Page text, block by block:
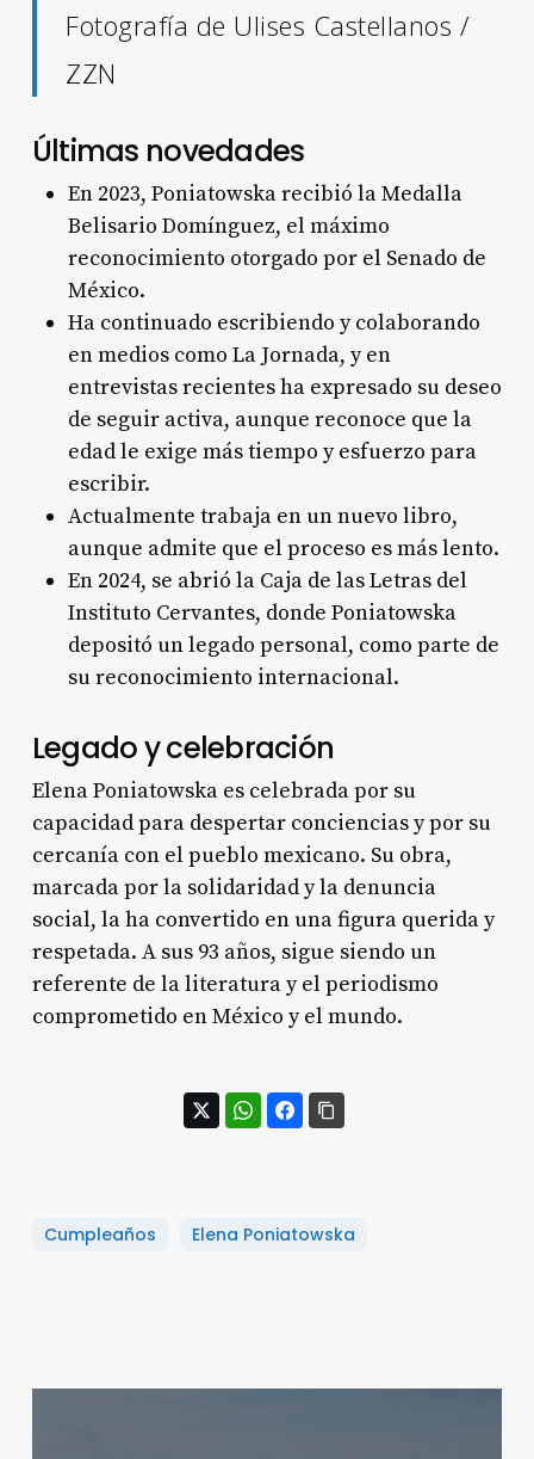
Fotografía de Ulises Castellanos /
ZZN
Últimas novedades
En 2023, Poniatowska recibió la Medalla
Belisario Domínguez, el máximo
reconocimiento otorgado por el Senado de
México.
Ha continuado escribiendo y colaborando
en medios como La Jornada, y en
entrevistas recientes ha expresado su deseo
de seguir activa, aunque reconoce que la
edad le exige más tiempo y esfuerzo para
escribir.
Actualmente trabaja en un nuevo libro,
aunque admite que el proceso es más lento.
En 2024, se abrió la Caja de las Letras del
Instituto Cervantes, donde Poniatowska
depositó un legado personal, como parte de
su reconocimiento internacional.
Legado y celebración
Elena Poniatowska es celebrada por su
capacidad para despertar conciencias y por su
cercanía con el pueblo mexicano. Su obra,
marcada por la solidaridad y la denuncia
social, la ha convertido en una figura querida y
respetada. A sus 93 años, sigue siendo un
referente de la literatura y el periodismo
comprometido en México y el mundo.
Cumpleaños Elena Poniatowska